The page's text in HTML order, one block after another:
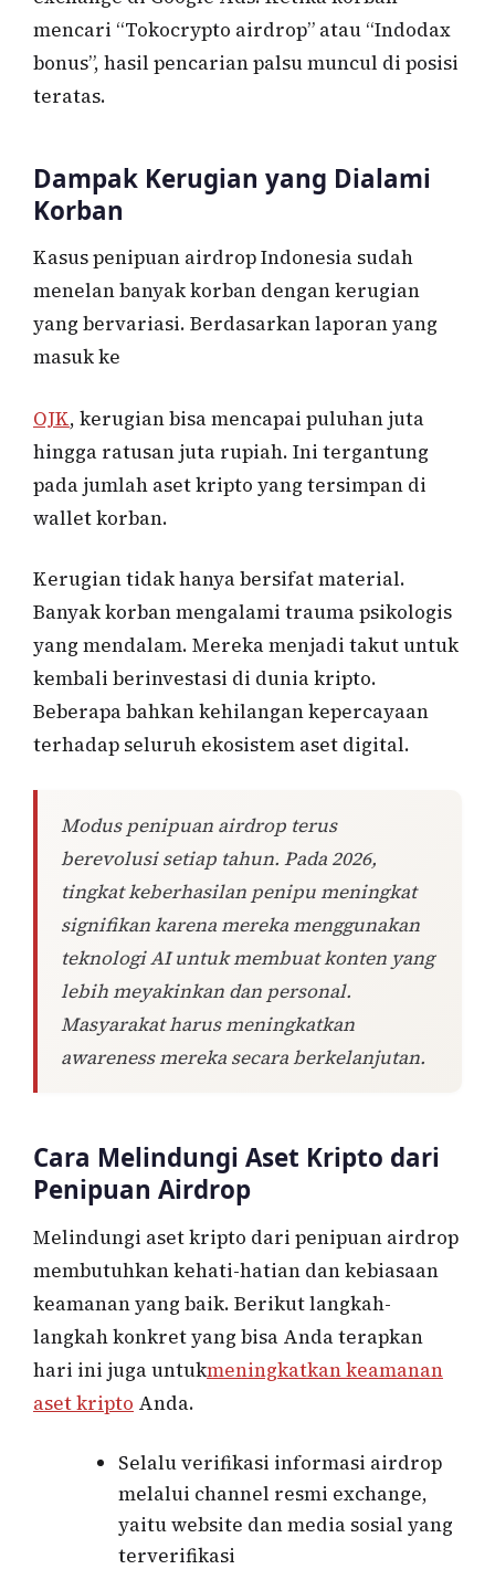
mencari “Tokocrypto airdrop” atau “Indodax
bonus”, hasil pencarian palsu muncul di posisi
teratas.
Dampak Kerugian yang Dialami
Korban
Kasus penipuan airdrop Indonesia sudah
menelan banyak korban dengan kerugian
yang bervariasi. Berdasarkan laporan yang
masuk ke
OJK, kerugian bisa mencapai puluhan juta
hingga ratusan juta rupiah. Ini tergantung
pada jumlah aset kripto yang tersimpan di
wallet korban.
Kerugian tidak hanya bersifat material.
Banyak korban mengalami trauma psikologis
yang mendalam. Mereka menjadi takut untuk
kembali berinvestasi di dunia kripto.
Beberapa bahkan kehilangan kepercayaan
terhadap seluruh ekosistem aset digital.
Modus penipuan airdrop terus
berevolusi setiap tahun. Pada 2026,
tingkat keberhasilan penipu meningkat
signifikan karena mereka menggunakan
teknologi AI untuk membuat konten yang
lebih meyakinkan dan personal.
Masyarakat harus meningkatkan
awareness mereka secara berkelanjutan.
Cara Melindungi Aset Kripto dari
Penipuan Airdrop
Melindungi aset kripto dari penipuan airdrop
membutuhkan kehati-hatian dan kebiasaan
keamanan yang baik. Berikut langkah-
langkah konkret yang bisa Anda terapkan
hari ini juga untukmeningkatkan keamanan
aset kripto Anda.
Selalu verifikasi informasi airdrop
melalui channel resmi exchange,
yaitu website dan media sosial yang
terverifikasi